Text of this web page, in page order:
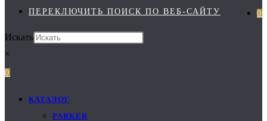
0
ПЕРЕКЛЮЧИТЬ ПОИСК ПО ВЕБ-САЙТУ
Искать
×
0
КАТАЛОГ
PARKER